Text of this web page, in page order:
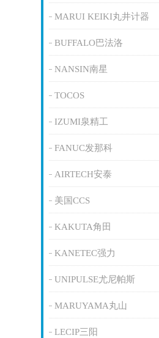
MARUI KEIKI丸井计器
BUFFALO巴法洛
NANSIN南星
TOCOS
IZUMI泉精工
FANUC发那科
AIRTECH安泰
美国CCS
KAKUTA角田
KANETEC强力
UNIPULSE尤尼帕斯
MARUYAMA丸山
LECIP三阳